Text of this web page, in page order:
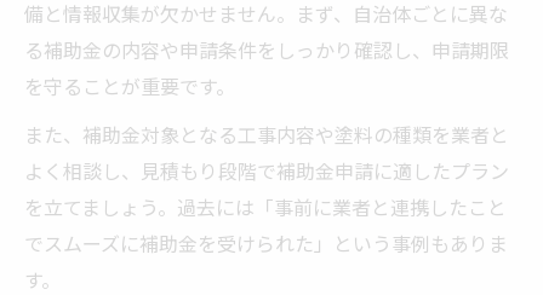
備と情報収集が欠かせません。まず、自治体ごとに異な
る補助金の内容や申請条件をしっかり確認し、申請期限
を守ることが重要です。
また、補助金対象となる工事内容や塗料の種類を業者と
よく相談し、見積もり段階で補助金申請に適したプラン
を立てましょう。過去には「事前に業者と連携したこと
でスムーズに補助金を受けられた」という事例もありま
す。